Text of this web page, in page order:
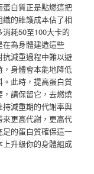
白質正是點燃這把
的維護成本佔了相
耗50至100大卡的
為身體建造這些
抗減重過程中難以避
身體會本能地降低
此時，提高蛋白質
請保留它，去燃燒
減重期的代謝率與
更高代謝，更高代
的蛋白質確保這一
升級你的身體組成